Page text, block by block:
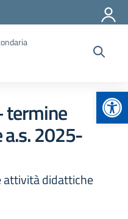
termine
2025-
attività didattiche